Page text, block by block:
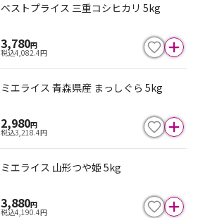
ベストプライス 三重コシヒカリ 5kg
3,780円
税込4,082.4円
ミエライス 青森県産 まっしぐら 5kg
2,980円
税込3,218.4円
ミエライス 山形つや姫 5kg
3,880円
税込4,190.4円